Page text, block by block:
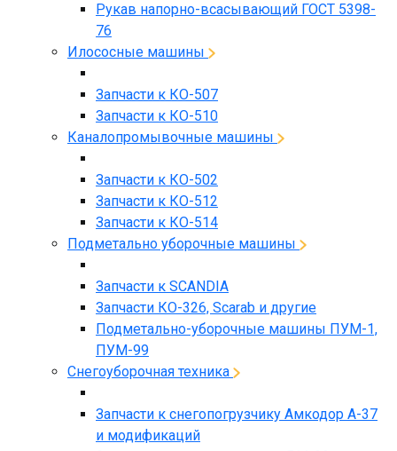
Рукав напорно-всасывающий ГОСТ 5398-
76
Илососные машины
Запчасти к КО-507
Запчасти к КО-510
Каналопромывочные машины
Запчасти к КО-502
Запчасти к КО-512
Запчасти к КО-514
Подметально уборочные машины
Запчасти к SCANDIA
Запчасти КО-326, Scarab и другие
Подметально-уборочные машины ПУМ-1,
ПУМ-99
Снегоуборочная техника
Запчасти к снегопогрузчику Амкодор А-37
и модификаций